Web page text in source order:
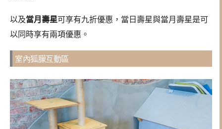
以及當月壽星可享有九折優惠，當日壽星與當月壽星是可
以同時享有兩項優惠。
室內狐朦互動區